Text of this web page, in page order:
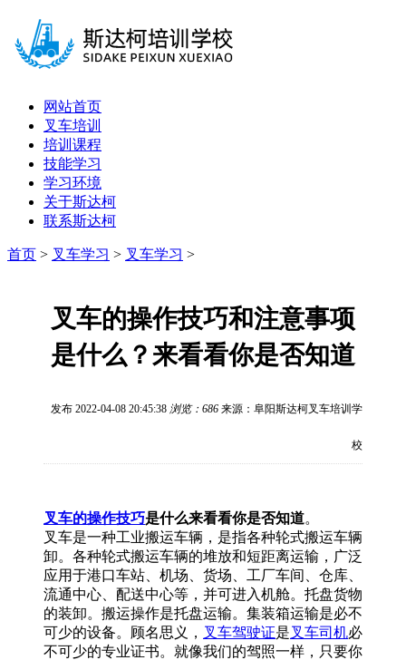
网站首页
叉车培训
培训课程
技能学习
学习环境
关于斯达柯
联系斯达柯
首页 > 叉车学习 > 叉车学习 >
叉车的操作技巧和注意事项
是什么？来看看你是否知道
发布 2022-04-08 20:45:38 浏览： 686 来源：阜阳斯达柯叉车培训学
校
叉车的操作技巧是什么来看看你是否知道。
叉车是一种工业搬运车辆，是指各种轮式搬运车辆
卸。各种轮式搬运车辆的堆放和短距离运输，广泛
应用于港口车站、机场、货场、工厂车间、仓库、
流通中心、配送中心等，并可进入机舱。托盘货物
的装卸。搬运操作是托盘运输。集装箱运输是必不
可少的设备。顾名思义， 叉车驾驶证是叉车司机必
不可少的专业证书。就像我们的驾照一样，只要你